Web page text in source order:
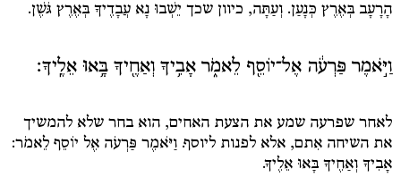
הָרָעָב בְּאֶרֶץ כְּנָעַן. וְעַתָּה, כיוון שכך יֵשְׁבוּ נָא עֲבָדֶיךָ בְּאֶרֶץ גֹּשֶׁן.
וַיֹּ֣אמֶר פַּרְעֹ֔ה אֶל־יוֹסֵ֖ף לֵאמֹ֑ר אָבִ֥יךָ וְאַחֶ֖יךָ בָּ֥אוּ אֵלֶֽיךָ׃
לאחר שפרעה שמע את הצעת האחים, הוא בחר שלא להמשיך
את השיחה אִתם, אלא לפנות ליוסף. וַיֹּאמֶר פַּרְעֹה אֶל יוֹסֵף לֵאמֹר:
אָבִיךָ וְאַחֶיךָ בָּאוּ אֵלֶיךָ.